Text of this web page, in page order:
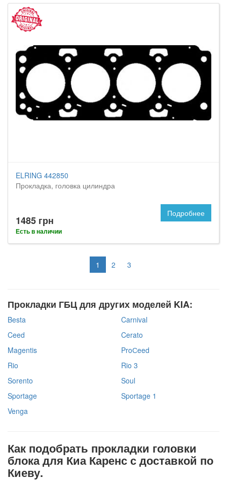
ELRING 442850
Прокладка, головка цилиндра
1485 грн
Есть в наличии
Подробнее
1 2 3
Прокладки ГБЦ для других моделей KIA:
Besta
Carnival
Ceed
Cerato
Magentis
ProСeed
Rio
Rio 3
Sorento
Soul
Sportage
Sportage 1
Venga
Как подобрать прокладки головки
блока для Киа Каренс с доставкой по
Киеву.